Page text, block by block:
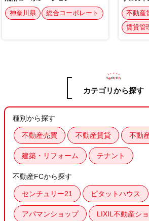
カテゴリから探す
種別から探す
不動産売買 不動産賃貸 不動
建築・リフォーム テナント
不動産FCから探す
センチュリー21 ピタットハウス
アパマンショップ LIXIL不動産シ